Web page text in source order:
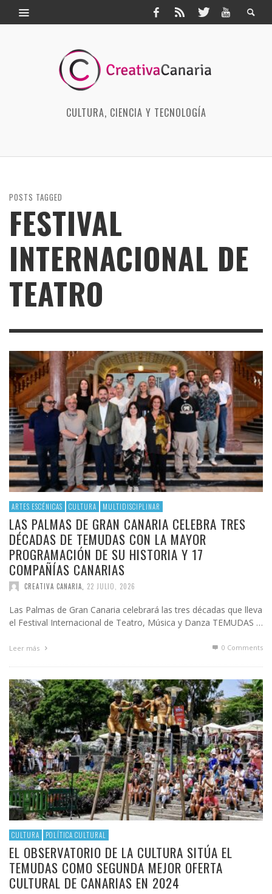
CULTURA, CIENCIA Y TECNOLOGÍA
POSTS TAGGED
FESTIVAL
INTERNACIONAL DE
TEATRO
ARTES ESCÉNICAS CULTURA MULTIDISCIPLINAR
LAS PALMAS DE GRAN CANARIA CELEBRA TRES
DÉCADAS DE TEMUDAS CON LA MAYOR
PROGRAMACIÓN DE SU HISTORIA Y 17
COMPAÑÍAS CANARIAS
CREATIVA CANARIA 22 JULIO, 2026
Las Palmas de Gran Canaria celebrará las tres décadas que lleva
el Festival Internacional de Teatro, Música y Danza TEMUDAS …
Leer más 0 Comments
CULTURA POLÍTICA CULTURAL
EL OBSERVATORIO DE LA CULTURA SITÚA EL
TEMUDAS COMO SEGUNDA MEJOR OFERTA
CULTURAL DE CANARIAS EN 2024